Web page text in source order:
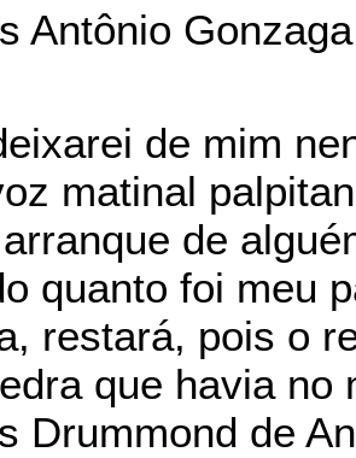
Antônio
de mim
matinal
de
quanto foi meu
restará, pois o
que havia no
Drummond de